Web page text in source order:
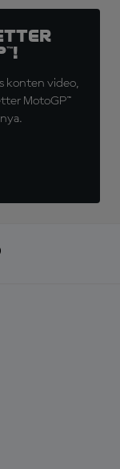
konten video,
MotoGP™